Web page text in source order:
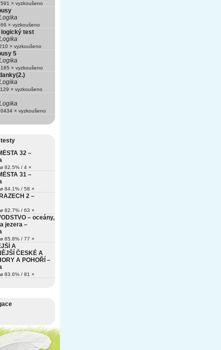
× vyzkoušeno
× vyzkoušeno
test
× vyzkoušeno
5
× vyzkoušeno
× vyzkoušeno
× vyzkoušeno
32 –
ø 82.5% / 4 ×
31 –
ø 84.1% / 58 ×
2 –
ø 82.7% / 63 ×
– oceány,
jezera –
ø 85.8% / 77 ×
A
ČESKÉ A
A POHOŘÍ –
ø 83.6% / 81 ×